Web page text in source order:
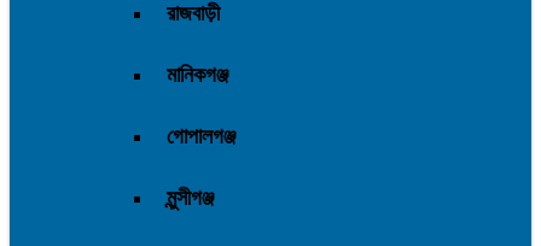
রাজবাড়ী
মানিকগঞ্জ
গোপালগঞ্জ
মুন্সীগঞ্জ